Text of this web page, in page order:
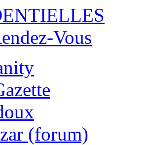
ELLES
Vous
(forum)